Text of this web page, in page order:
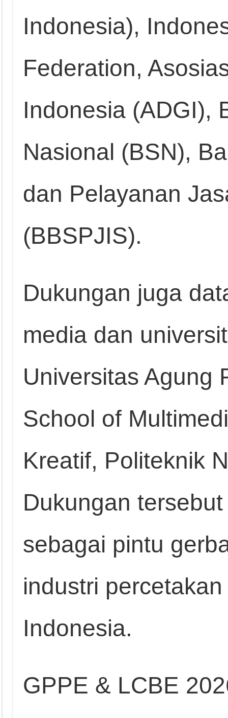
Indonesia),
Federation,
Indonesia (ADGI),
Nasional (BSN),
dan Pelayanan
(BBSPJIS).
Dukungan juga
media dan
Universitas Agung
School of
Kreatif, Politeknik
Dukungan
sebagai pintu
industri
Indonesia.
GPPE & LCBE